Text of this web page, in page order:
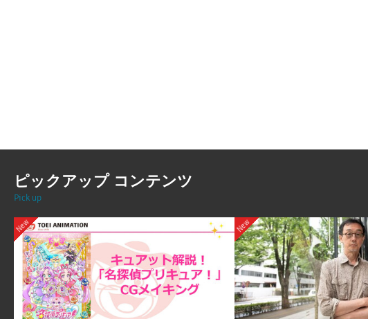
ピックアップ コンテンツ
Pick up
New New